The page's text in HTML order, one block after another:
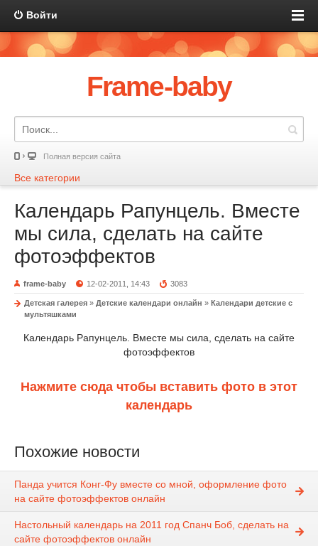
Войти
Frame-baby
Полная версия сайта
Все категории
Календарь Рапунцель. Вместе
мы сила, сделать на сайте
фотоэффектов
frame-baby 12-02-2011, 14:43 3083
Детская галерея » Детские календари онлайн » Календари детские с
мультяшками
Календарь Рапунцель. Вместе мы сила, сделать на сайте
фотоэффектов
Нажмите сюда чтобы вставить фото в этот
календарь
Похожие новости
Панда учится Конг-Фу вместе со мной, оформление фото
на сайте фотоэффектов онлайн
Настольный календарь на 2011 год Спанч Боб, сделать на
сайте фотоэффектов онлайн